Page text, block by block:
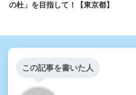
の杜」を目指して！【東京都】
この記事を書いた人